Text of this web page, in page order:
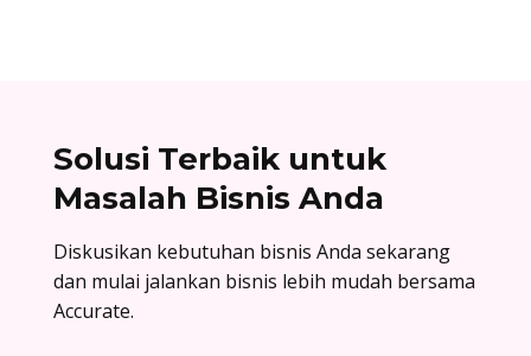
Solusi Terbaik untuk
Masalah Bisnis Anda
Diskusikan kebutuhan bisnis Anda sekarang
dan mulai jalankan bisnis lebih mudah bersama
Accurate.